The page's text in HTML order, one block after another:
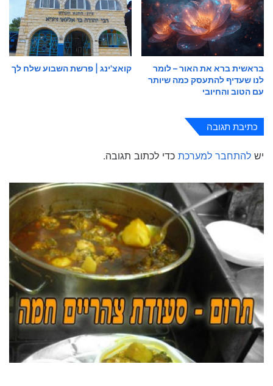
בראשית ברא את האור – לומר
לנו שעדיף להתעסק כמה שיותר
עם הטוב והחיובי
קואצ'ינג | פרשת השבוע שלח לך
כתיבת תגובה
יש להתחבר למערכת כדי לכתוב תגובה.